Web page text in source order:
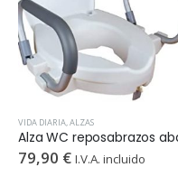
VIDA DIARIA ALZAS
79,90 € I.V.A. incluido